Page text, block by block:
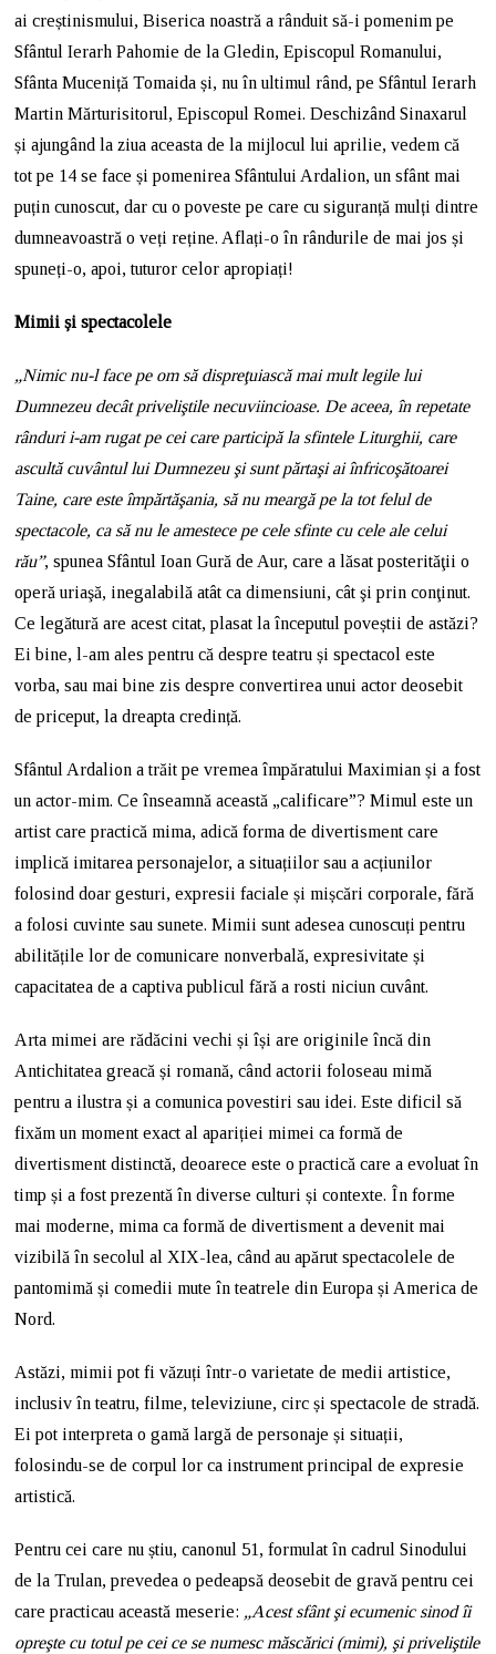
ai creștinismului, Biserica noastră a rânduit să-i pomenim pe
Sfântul Ierarh Pahomie de la Gledin, Episcopul Romanului,
Sfânta Muceniță Tomaida și, nu în ultimul rând, pe Sfântul Ierarh
Martin Mărturisitorul, Episcopul Romei. Deschizând Sinaxarul
și ajungând la ziua aceasta de la mijlocul lui aprilie, vedem că
tot pe 14 se face și pomenirea Sfântului Ardalion, un sfânt mai
puțin cunoscut, dar cu o poveste pe care cu siguranță mulți dintre
dumneavoastră o veți reține. Aflați-o în rândurile de mai jos și
spuneți-o, apoi, tuturor celor apropiați!
Mimii și spectacolele
„Nimic nu-l face pe om să dispreţuiască mai mult legile lui
Dumnezeu decât priveliştile necuviincioase. De aceea, în repetate
rânduri i-am rugat pe cei care participă la sfintele Liturghii, care
ascultă cuvântul lui Dumnezeu şi sunt părtaşi ai înfricoşătoarei
Taine, care este împărtăşania, să nu meargă pe la tot felul de
spectacole, ca să nu le amestece pe cele sfinte cu cele ale celui
rău”, spunea Sfântul Ioan Gură de Aur, care a lăsat posterităţii o
operă uriaşă, inegalabilă atât ca dimensiuni, cât şi prin conţinut.
Ce legătură are acest citat, plasat la începutul poveștii de astăzi?
Ei bine, l-am ales pentru că despre teatru și spectacol este
vorba, sau mai bine zis despre convertirea unui actor deosebit
de priceput, la dreapta credință.
Sfântul Ardalion a trăit pe vremea împăratului Maximian și a fost
un actor-mim. Ce înseamnă această „calificare”? Mimul este un
artist care practică mima, adică forma de divertisment care
implică imitarea personajelor, a situațiilor sau a acțiunilor
folosind doar gesturi, expresii faciale și mișcări corporale, fără
a folosi cuvinte sau sunete. Mimii sunt adesea cunoscuți pentru
abilitățile lor de comunicare nonverbală, expresivitate și
capacitatea de a captiva publicul fără a rosti niciun cuvânt.
Arta mimei are rădăcini vechi și își are originile încă din
Antichitatea greacă și romană, când actorii foloseau mimă
pentru a ilustra și a comunica povestiri sau idei. Este dificil să
fixăm un moment exact al apariției mimei ca formă de
divertisment distinctă, deoarece este o practică care a evoluat în
timp și a fost prezentă în diverse culturi și contexte. În forme
mai moderne, mima ca formă de divertisment a devenit mai
vizibilă în secolul al XIX-lea, când au apărut spectacolele de
pantomimă și comedii mute în teatrele din Europa și America de
Nord.
Astăzi, mimii pot fi văzuți într-o varietate de medii artistice,
inclusiv în teatru, filme, televiziune, circ și spectacole de stradă.
Ei pot interpreta o gamă largă de personaje și situații,
folosindu-se de corpul lor ca instrument principal de expresie
artistică.
Pentru cei care nu știu, canonul 51, formulat în cadrul Sinodului
de la Trulan, prevedea o pedeapsă deosebit de gravă pentru cei
care practicau această meserie: „Acest sfânt şi ecumenic sinod îi
opreşte cu totul pe cei ce se numesc măscărici (mimi), şi priveliştile